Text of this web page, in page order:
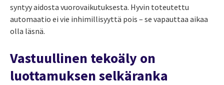
syntyy aidosta vuorovaikutuksesta. Hyvin toteutettu
automaatio ei vie inhimillisyyttä pois – se vapauttaa aikaa
olla läsnä.
Vastuullinen tekoäly on
luottamuksen selkäranka